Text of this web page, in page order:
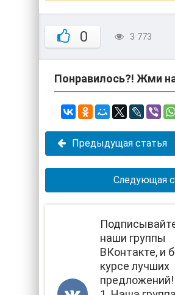
0 3 773
Понравилось?! Жми
Предыдущая статья
Следующая
наши группы
ВКонтакте, и
курсе лучших
предложений!